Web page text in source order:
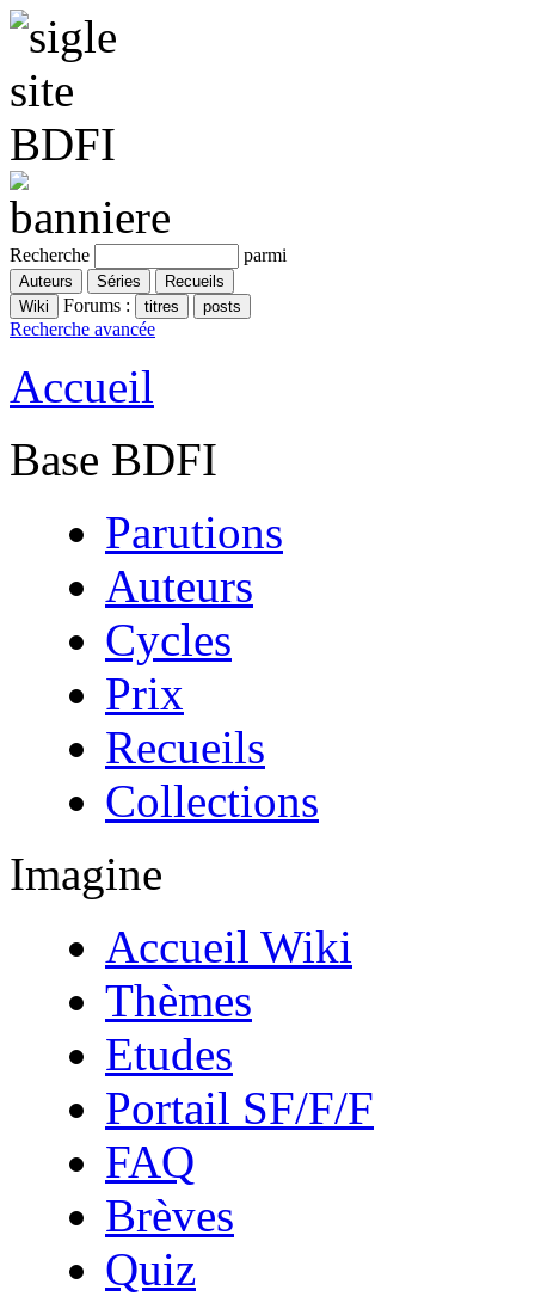
Recherche parmi
Forums :
Recherche avancée
Accueil
Base BDFI
Parutions
Auteurs
Cycles
Prix
Recueils
Collections
Imagine
Accueil Wiki
Thèmes
Etudes
Portail SF/F/F
FAQ
Brèves
Quiz